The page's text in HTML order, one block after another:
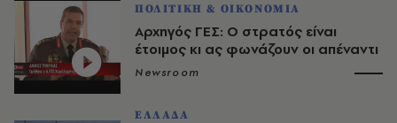
ΠΟΛΙΤΙΚΗ & ΟΙΚΟΝΟΜΙΑ
Αρχηγός ΓΕΣ: Ο στρατός είναι
έτοιμος κι ας φωνάζουν οι απέναντι
Newsroom
ΕΛΛΑΔΑ